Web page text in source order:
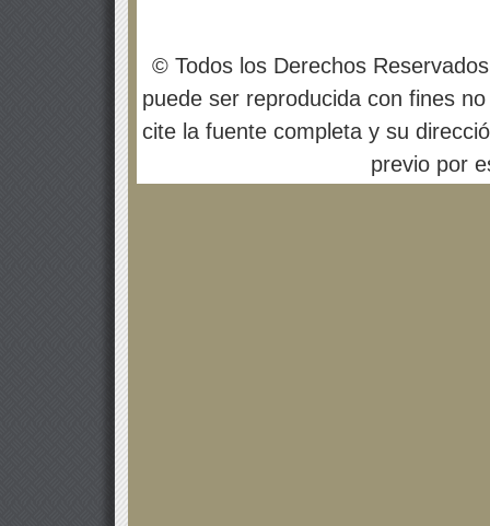
© Todos los Derechos
puede ser reproducida con fines
cite la fuente completa y su
previo por